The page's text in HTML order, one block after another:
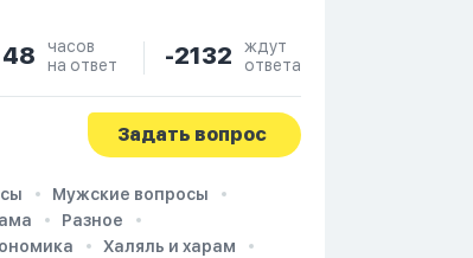
48
часов
на ответ
-2132
ждут
ответа
Задать вопрос
Мужские вопросы
Разное
Халяль и харам